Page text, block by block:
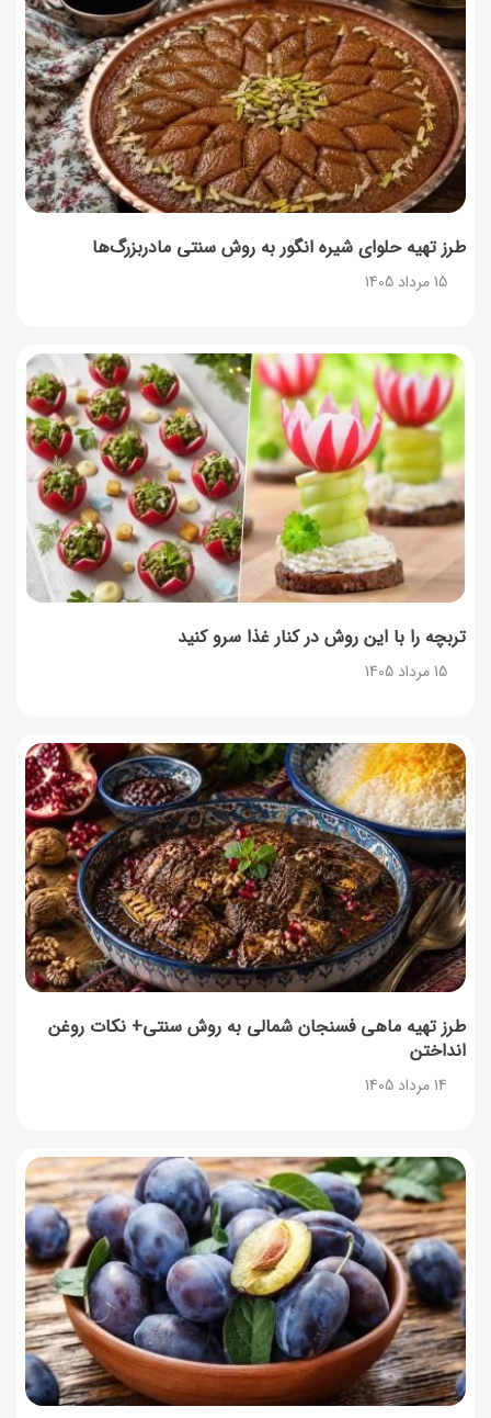
طرز تهیه حلوای شیره انگور به روش سنتی مادربزرگ‌ها
15 مرداد 1405
تربچه را با این روش در کنار غذا سرو کنید
15 مرداد 1405
طرز تهیه ماهی فسنجان شمالی به روش سنتی+ نکات روغن
انداختن
14 مرداد 1405
14 مرداد 1405
طرز تهیه پش ملبا (پیچ ملبا)؛ دسر کلاسیک هلو و بستنی
13 مرداد 1405